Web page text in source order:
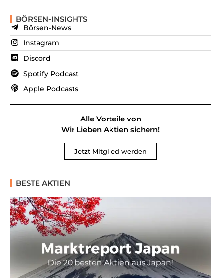
BÖRSEN-INSIGHTS
Börsen-News
Instagram
Discord
Spotify Podcast
Apple Podcasts
Alle Vorteile von
Wir Lieben Aktien sichern!
Jetzt Mitglied werden
BESTE AKTIEN